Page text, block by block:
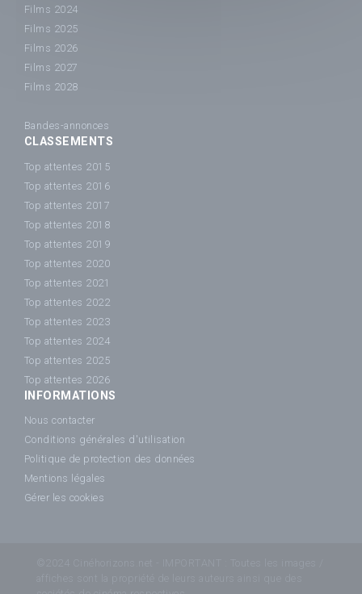
Films 2024
Films 2025
Films 2026
Films 2027
Films 2028
Bandes-annonces
CLASSEMENTS
Top attentes 2015
Top attentes 2016
Top attentes 2017
Top attentes 2018
Top attentes 2019
Top attentes 2020
Top attentes 2021
Top attentes 2022
Top attentes 2023
Top attentes 2024
Top attentes 2025
Top attentes 2026
INFORMATIONS
Nous contacter
Conditions générales d'utilisation
Politique de protection des données
Mentions légales
Gérer les cookies